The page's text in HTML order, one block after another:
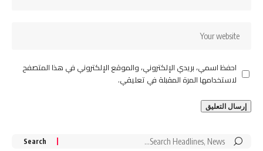
احفظ اسمي، بريدي الإلكتروني، والموقع الإلكتروني في هذا المتصفح
لاستخدامها المرة المقبلة في تعليقي.
Search